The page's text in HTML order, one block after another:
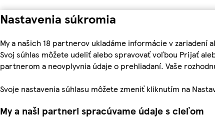
Nastavenia súkromia
My a našich 18 partnerov ukladáme informácie v
Svoj súhlas môžete udeliť alebo spravovať voľbou Prijať
partnerom a neovplyvnia údaje o prehliadaní. Vaše
Svoje nastavenia súhlasu môžete zmeniť kliknutím na
My a naši partneri spracúvame údaje s cieľom